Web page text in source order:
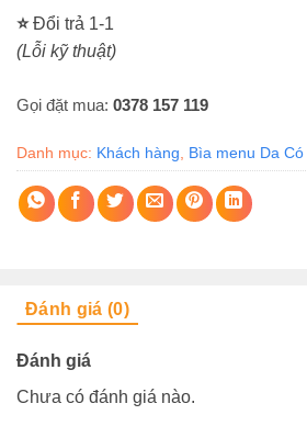
⭐Đổi trả 1-1
(Lỗi kỹ thuật)
Gọi đặt mua: 0378 157 119
Danh mục: Khách hàng Bìa menu Da Có
Đánh giá (0)
Đánh giá
Chưa có đánh giá nào.